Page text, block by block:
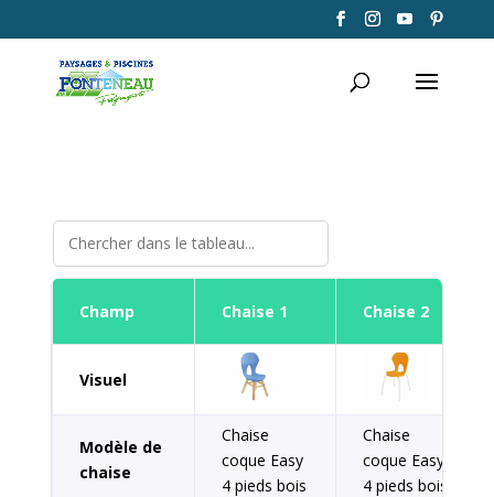
Champ Chaise 1 Chaise 2
Visuel
Modèle de
chaise
Chaise
coque Easy
4 pieds bois
Chaise
coque Easy
4 pieds bois